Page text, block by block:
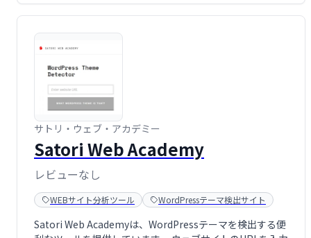
サトリ・ウェブ・アカデミー
Satori Web Academy
レビューなし
WEBサイト分析ツール WordPressテーマ検出サイト
Satori Web Academyは、WordPressテーマを検出する便